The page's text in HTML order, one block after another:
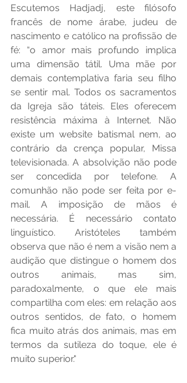
Escutemos Hadjadj, este filósofo
francês de nome árabe, judeu de
nascimento e católico na profissão de
fé: “o amor mais profundo implica
uma dimensão tátil. Uma mãe por
demais contemplativa faria seu filho
se sentir mal. Todos os sacramentos
da Igreja são táteis. Eles oferecem
resistência máxima à Internet. Não
existe um website batismal nem, ao
contrário da crença popular, Missa
televisionada. A absolvição não pode
ser concedida por telefone. A
comunhão não pode ser feita por e-
mail. A imposição de mãos é
necessária. É necessário contato
linguístico. Aristóteles também
observa que não é nem a visão nem a
audição que distingue o homem dos
outros animais, mas sim,
paradoxalmente, o que ele mais
compartilha com eles: em relação aos
outros sentidos, de fato, o homem
fica muito atrás dos animais, mas em
termos da sutileza do toque, ele é
muito superior."